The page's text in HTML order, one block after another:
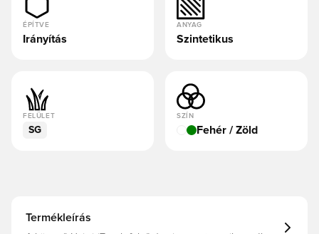
ÉPÍTVE
Irányítás
ANYAG
Szintetikus
FELÜLET
SG
SZÍN
Fehér / Zöld
Termékleírás